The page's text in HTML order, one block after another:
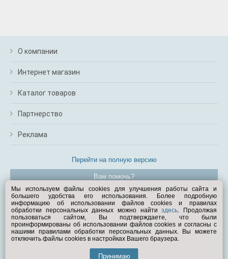
О компании
Интернет магазин
Каталог товаров
Партнерство
Реклама
Перейти на полную версию
Вам помочь?
© Exist.ru 1998—2026
Мы используем файлы cookies для улучшения работы сайта и
большего удобства его использования. Более подробную
информацию об использовании файлов cookies и правилах
обработки персональных данных можно найтиздесь. Продолжая
пользоваться сайтом, Вы подтверждаете, что были
проинформированы об использовании файлов cookies и согласны с
нашими правилами обработки персональных данных. Вы можете
отключить файлы cookies в настройках Вашего браузера.
Принимаю